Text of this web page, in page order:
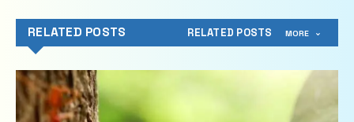
RELATED POSTS RELATED POSTS MORE